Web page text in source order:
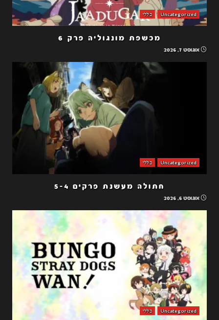
Uncategorized כללי
מכשפת מונגוליה פרק 6
אוגוסט 7, 2026
Uncategorized כללי
חתולה מעשנת פרקים 5-4
אוגוסט 6, 2026
Uncategorized כללי